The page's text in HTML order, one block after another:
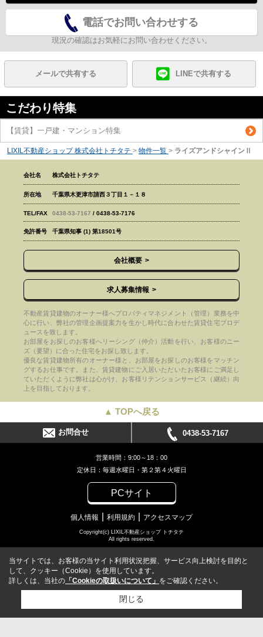
電話でお問い合わせする
現況の確認はお気軽にお問い合わせください。
メールで共有する LINEで共有する
こだわり特集
【賃貸】一戸建・マンション特集
LIXIL不動産ショップ 株式会社トチタテ > 物件一覧 > ライズアンドシャインⅡ
会社名 株式会社トチタテ
所在地 千葉県木更津市請西３丁目１－１８
TEL/FAX 0438-53-7167 / 0438-53-7176
免許番号 千葉県知事 (1) 第18501号
会社概要
求人募集情報
不動産賃貸建物のオーナー様へプロパティマネジメント（管理）業務を中
心に行い、弊社の管理企画提案力を生かし時代に合わせた賃貸住宅プロデ
ュースを致します。
お部屋をお探しのお客様へリーシング（仲介）活動を行い、お客様のニー
ズ（要望）に合った住宅をお探し致します。
優良な賃貸建物所有のオーナー様と、お部屋をお探しのお客様をマッチン
グするお仕事です。また、賃貸建物にご入居いただいたお客様にご満足し
ていただくように弊社は心がけ、お客様リテンションサービス（継続）向
上を目指しております。
▲ TOPへ戻る
お問合せ 0438-53-7167
営業時間：9:00～18：00
定休日：毎週水曜日・第２第４火曜日
PCサイト
個人情報 利用規約 アクセスマップ
Copyright(c) LIXIL不動産ショップ トチタテ
All rights reserved.
当サイトでは、お客様の当サイト利用状況把握、サービス向上検討を目的と
して、クッキー（Cookie）を使用しています。
詳しくは、当社の 「Cookieの取扱いについて」 をご確認ください。
閉じる